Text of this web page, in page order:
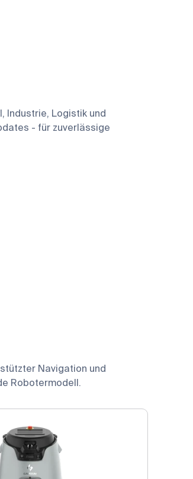
Industrie, Logistik und
- für zuverlässige
Navigation und
Robotermodell.